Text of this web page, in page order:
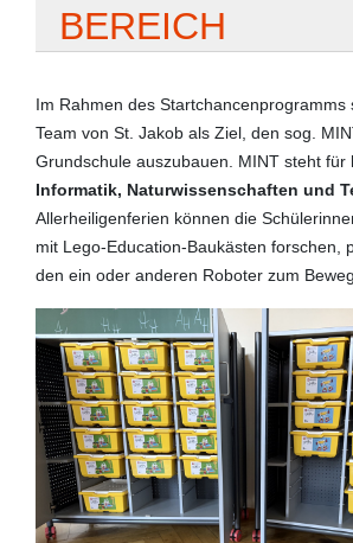
BEREICH
Im Rahmen des Startchancenprogramms
Team von St. Jakob als Ziel, den sog.
Grundschule auszubauen. MINT steht für
Informatik, Naturwissenschaften und
Allerheiligenferien können die
mit Lego-Education-Baukästen forschen,
den ein oder anderen Roboter zum